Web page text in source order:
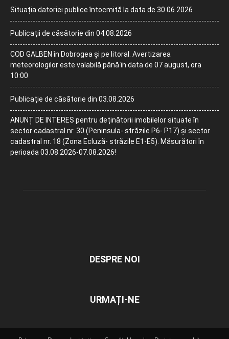
Situația datoriei publice întocmită la data de 30.06.2026
Publicații de căsătorie din 04.08.2026
COD GALBEN în Dobrogea și pe litoral. Avertizarea
meteorologilor este valabilă până în data de 07 august, ora
10:00
Publicație de căsătorie din 03.08.2026
ANUNȚ DE INTERES pentru deținătorii imobilelor situate în
sector cadastral nr. 30 (Peninsula- străzile P6- P17) și sector
cadastral nr. 18 (Zona Ecluză- străzile E1-E5). Măsurători în
perioada 03.08.2026-07.08.2026!
DESPRE NOI
URMAȚI-NE